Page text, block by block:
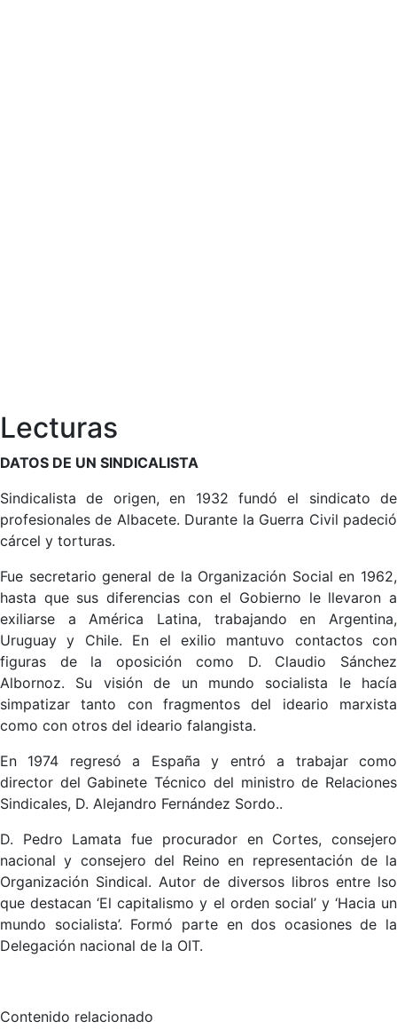
Lecturas
DATOS DE UN SINDICALISTA
Sindicalista de origen, en 1932 fundó el sindicato de
profesionales de Albacete. Durante la Guerra Civil padeció
cárcel y torturas.
Fue secretario general de la Organización Social en 1962,
hasta que sus diferencias con el Gobierno le llevaron a
exiliarse a América Latina, trabajando en Argentina,
Uruguay y Chile. En el exilio mantuvo contactos con
figuras de la oposición como D. Claudio Sánchez
Albornoz. Su visión de un mundo socialista le hacía
simpatizar tanto con fragmentos del ideario marxista
como con otros del ideario falangista.
En 1974 regresó a España y entró a trabajar como
director del Gabinete Técnico del ministro de Relaciones
Sindicales, D. Alejandro Fernández Sordo..
D. Pedro Lamata fue procurador en Cortes, consejero
nacional y consejero del Reino en representación de la
Organización Sindical. Autor de diversos libros entre lso
que destacan ‘El capitalismo y el orden social’ y ‘Hacia un
mundo socialista’. Formó parte en dos ocasiones de la
Delegación nacional de la OIT.
Contenido relacionado